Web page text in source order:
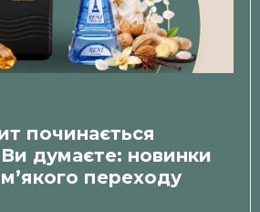
починається
думаєте: новинки
переходу